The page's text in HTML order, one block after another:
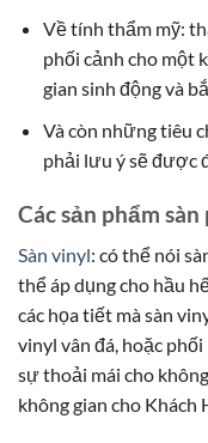
Về tính thẩm mỹ:
phối cảnh cho một
gian sinh động và
Và còn những tiêu
phải lưu ý sẽ được
Các sản phẩm
Sàn vinyl: có thể nói
thể áp dụng cho hầu
các họa tiết mà sàn
vinyl vân đá, hoặc
sự thoải mái cho
không gian cho Khách